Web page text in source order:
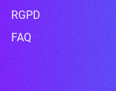
RGPD
FAQ